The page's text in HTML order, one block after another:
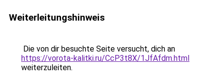
Weiterleitungshinweis
Die von dir besuchte Seite versucht, dich an
https://vorota-kalitki.ru/CcP3t8X/1JfAfdm.html
weiterzuleiten.